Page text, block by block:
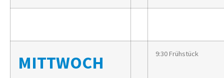
MITTWOCH 9:30 Frühstück